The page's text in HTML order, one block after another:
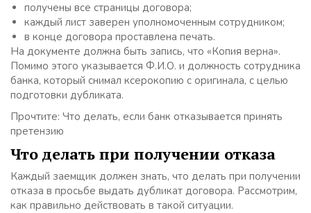
получены все страницы договора;
каждый лист заверен уполномоченным сотрудником;
в конце договора проставлена печать.
На документе должна быть запись, что «Копия верна».
Помимо этого указывается Ф.И.О. и должность сотрудника
банка, который снимал ксерокопию с оригинала, с целью
подготовки дубликата.
Прочтите: Что делать, если банк отказывается принять
претензию
Что делать при получении отказа
Каждый заемщик должен знать, что делать при получении
отказа в просьбе выдать дубликат договора. Рассмотрим,
как правильно действовать в такой ситуации.